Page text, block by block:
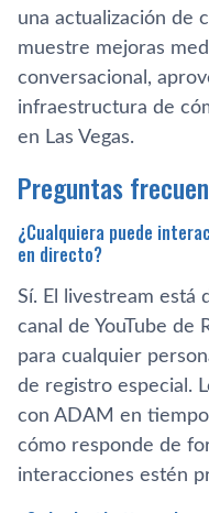
una actualización de
muestre mejoras
conversacional,
infraestructura de
en Las Vegas.
Preguntas
¿Cualquiera puede
en directo?
Sí. El livestream está
canal de YouTube de
para cualquier
de registro especial.
con ADAM en
cómo responde de
interacciones estén